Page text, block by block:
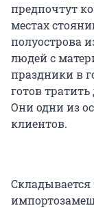
предпочтут
местах
полуострова
людей с
праздники в
готов
Они одни из
клиентов.
Складывается